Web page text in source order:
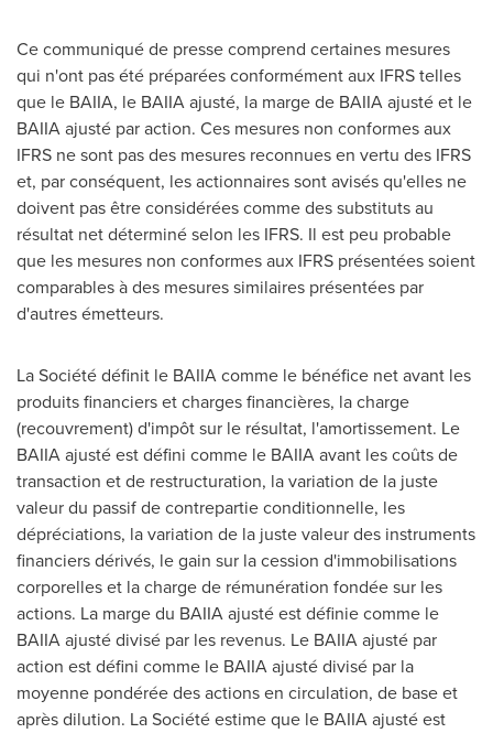
Ce communiqué de presse comprend certaines mesures
qui n'ont pas été préparées conformément aux IFRS telles
que le BAIIA, le BAIIA ajusté, la marge de BAIIA ajusté et le
BAIIA ajusté par action. Ces mesures non conformes aux
IFRS ne sont pas des mesures reconnues en vertu des IFRS
et, par conséquent, les actionnaires sont avisés qu'elles ne
doivent pas être considérées comme des substituts au
résultat net déterminé selon les IFRS. Il est peu probable
que les mesures non conformes aux IFRS présentées soient
comparables à des mesures similaires présentées par
d'autres émetteurs.
La Société définit le BAIIA comme le bénéfice net avant les
produits financiers et charges financières, la charge
(recouvrement) d'impôt sur le résultat, l'amortissement. Le
BAIIA ajusté est défini comme le BAIIA avant les coûts de
transaction et de restructuration, la variation de la juste
valeur du passif de contrepartie conditionnelle, les
dépréciations, la variation de la juste valeur des instruments
financiers dérivés, le gain sur la cession d'immobilisations
corporelles et la charge de rémunération fondée sur les
actions. La marge du BAIIA ajusté est définie comme le
BAIIA ajusté divisé par les revenus. Le BAIIA ajusté par
action est défini comme le BAIIA ajusté divisé par la
moyenne pondérée des actions en circulation, de base et
après dilution. La Société estime que le BAIIA ajusté est